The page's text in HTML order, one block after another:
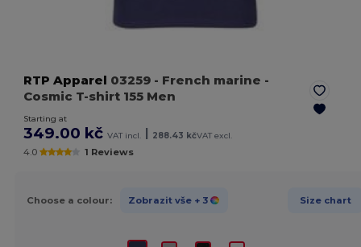
RTP Apparel 03259 - French marine -
Cosmic T-shirt 155 Men
Starting at
349.00 kč VAT incl. | 288.43 kčVAT excl.
4.0 1 Reviews
Choose a colour: Zobrazit vše + 3 Size chart